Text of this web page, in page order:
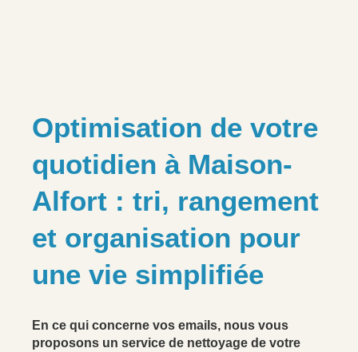
Optimisation de votre
quotidien à Maison-
Alfort : tri, rangement
et organisation pour
une vie simplifiée
En ce qui concerne vos emails, nous vous
proposons un service de nettoyage de votre